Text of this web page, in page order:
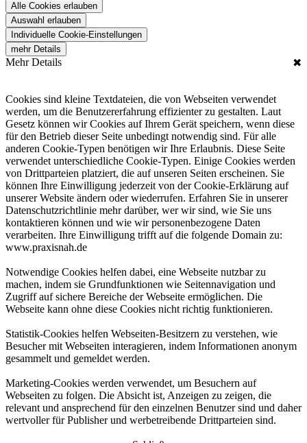
Alle Cookies erlauben
Auswahl erlauben
Individuelle Cookie-Einstellungen
mehr Details
Mehr Details ✖
Cookies sind kleine Textdateien, die von Webseiten verwendet
werden, um die Benutzererfahrung effizienter zu gestalten. Laut
Gesetz können wir Cookies auf Ihrem Gerät speichern, wenn diese
für den Betrieb dieser Seite unbedingt notwendig sind. Für alle
anderen Cookie-Typen benötigen wir Ihre Erlaubnis. Diese Seite
verwendet unterschiedliche Cookie-Typen. Einige Cookies werden
von Drittparteien platziert, die auf unseren Seiten erscheinen. Sie
können Ihre Einwilligung jederzeit von der Cookie-Erklärung auf
unserer Website ändern oder wiederrufen. Erfahren Sie in unserer
Datenschutzrichtlinie mehr darüber, wer wir sind, wie Sie uns
kontaktieren können und wie wir personenbezogene Daten
verarbeiten. Ihre Einwilligung trifft auf die folgende Domain zu:
www.praxisnah.de
Notwendige Cookies helfen dabei, eine Webseite nutzbar zu
machen, indem sie Grundfunktionen wie Seitennavigation und
Zugriff auf sichere Bereiche der Webseite ermöglichen. Die
Webseite kann ohne diese Cookies nicht richtig funktionieren.
Statistik-Cookies helfen Webseiten-Besitzern zu verstehen, wie
Besucher mit Webseiten interagieren, indem Informationen anonym
gesammelt und gemeldet werden.
Marketing-Cookies werden verwendet, um Besuchern auf
Webseiten zu folgen. Die Absicht ist, Anzeigen zu zeigen, die
relevant und ansprechend für den einzelnen Benutzer sind und daher
wertvoller für Publisher und werbetreibende Drittparteien sind.